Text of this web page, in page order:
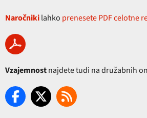
Naročnikilahko prenesete PDF celotne
Vzajemnostnajdete tudi na družabnih